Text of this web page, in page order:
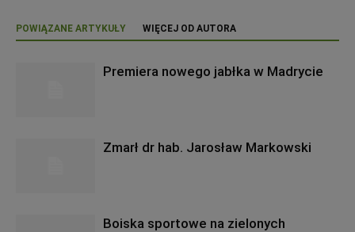
POWIĄZANE ARTYKUŁY WIĘCEJ OD AUTORA
Premiera nowego jabłka w Madrycie
Zmarł dr hab. Jarosław Markowski
Boiska sportowe na zielonych